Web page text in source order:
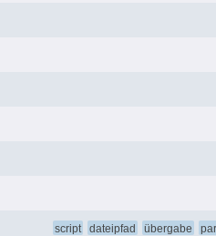
script dateipfad übergabe